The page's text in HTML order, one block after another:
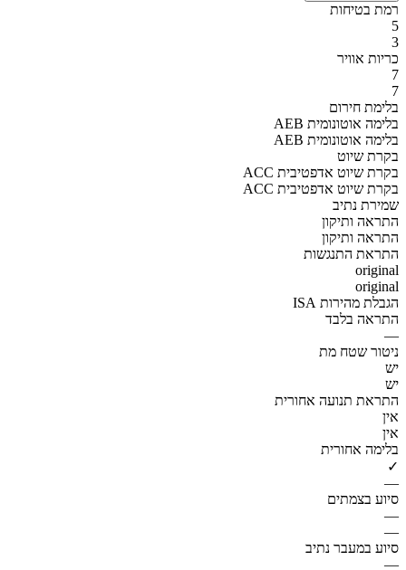
רמת בטיחות
5
3
כריות אוויר
7
7
בלימת חירום
AEB בלימה אוטונומית
AEB בלימה אוטונומית
בקרת שיוט
ACC בקרת שיוט אדפטיבית
ACC בקרת שיוט אדפטיבית
שמירת נתיב
התראה ותיקון
התראה ותיקון
התראת התנגשות
original
original
הגבלת מהירות ISA
התראה בלבד
—
ניטור שטח מת
יש
יש
התראת תנועה אחורית
אין
אין
בלימה אחורית
✓
—
סיוע בצמתים
—
—
סיוע במעבר נתיב
—